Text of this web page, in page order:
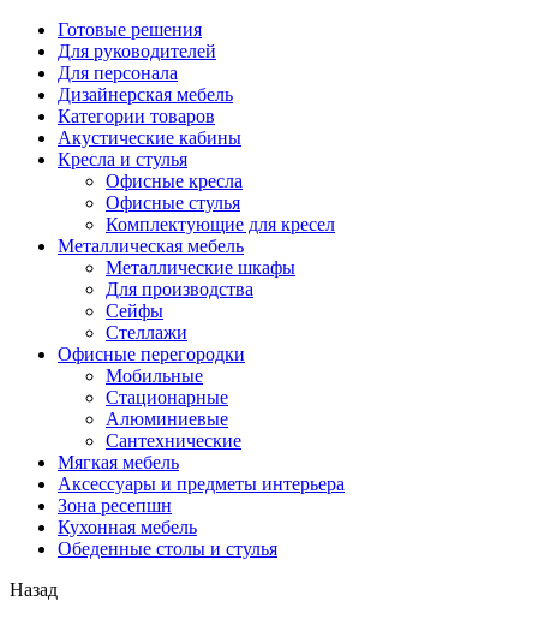
Готовые решения
Для руководителей
Для персонала
Дизайнерская мебель
Категории товаров
Акустические кабины
Кресла и стулья
Офисные кресла
Офисные стулья
Комплектующие для кресел
Металлическая мебель
Металлические шкафы
Для производства
Сейфы
Стеллажи
Офисные перегородки
Мобильные
Стационарные
Алюминиевые
Сантехнические
Мягкая мебель
Аксессуары и предметы интерьера
Зона ресепшн
Кухонная мебель
Обеденные столы и стулья
Назад